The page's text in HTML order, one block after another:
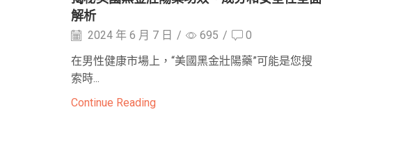
解析
2024 年 6 月 7 日 / 695 /
0
在男性健康市場上，“美國黑金壯陽藥”可能是您搜
索時...
Continue Reading